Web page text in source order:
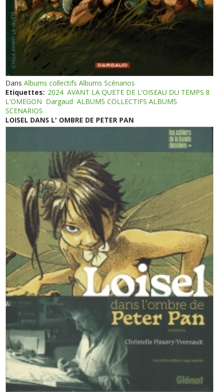
DansAlbums collectifs Albums Scénarios
Etiquettes: 2024 AVANT LA QUETE DE L'OISEAU DU TEMPS 8
L'OMEGON Dargaud ALBUMS COLLECTIFS ALBUMS
SCENARIOS
LOISEL DANS L' OMBRE DE PETER PAN